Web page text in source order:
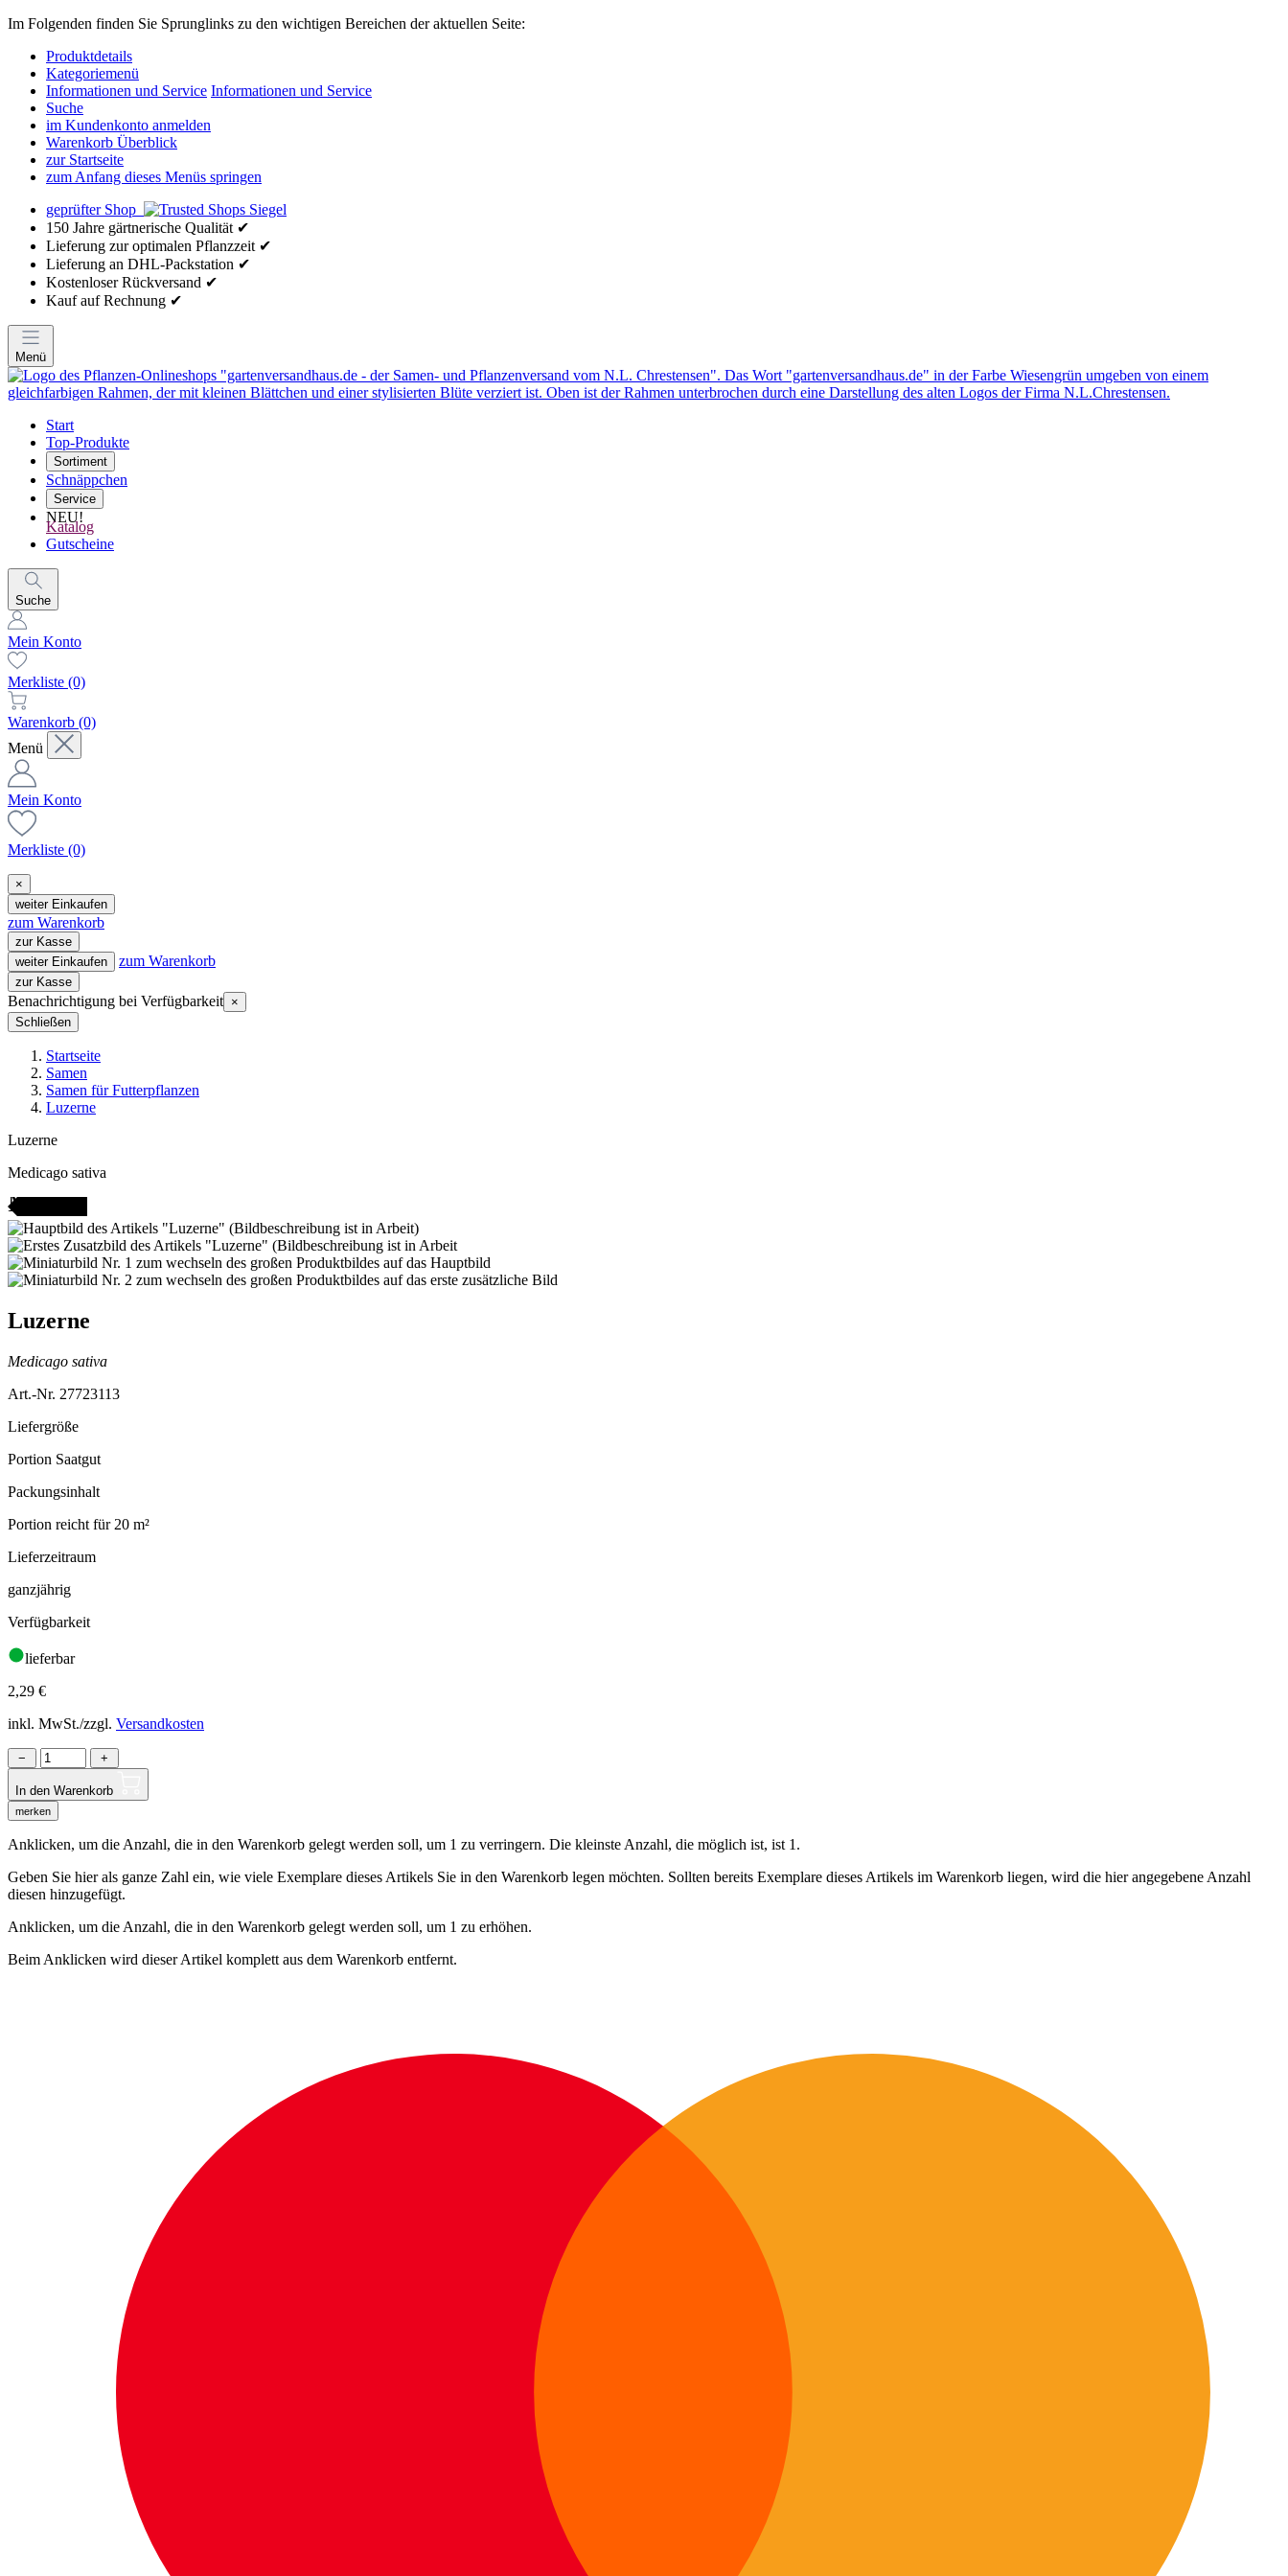
Im Folgenden finden Sie Sprunglinks zu den wichtigen Bereichen der aktuellen Seite:
Produktdetails
Kategoriemenü
Informationen und Service Informationen und Service
Suche
im Kundenkonto anmelden
Warenkorb Überblick
zur Startseite
zum Anfang dieses Menüs springen
geprüfter Shop
150 Jahre gärtnerische Qualität ✔
Lieferung zur optimalen Pflanzzeit ✔
Lieferung an DHL-Packstation ✔
Kostenloser Rückversand ✔
Kauf auf Rechnung ✔
Menü
Start
Top-Produkte
Sortiment
Schnäppchen
Service
NEU!
Katalog
Gutscheine
Suche
Mein Konto
Merkliste (0)
Warenkorb (0)
Menü
Mein Konto
Merkliste (0)
×
weiter Einkaufen
zum Warenkorb
zur Kasse
weiter Einkaufen
zum Warenkorb
zur Kasse
Benachrichtigung bei Verfügbarkeit ×
Schließen
Startseite
Samen
Samen für Futterpflanzen
Luzerne
Luzerne
Medicago sativa
Luzerne
Medicago sativa
Art.-Nr. 27723113
Liefergröße
Portion Saatgut
Packungsinhalt
Portion reicht für 20 m²
Lieferzeitraum
ganzjährig
Verfügbarkeit
lieferbar
2,29 €
inkl. MwSt./zzgl. Versandkosten
− +
In den Warenkorb
merken
Anklicken, um die Anzahl, die in den Warenkorb gelegt werden soll, um 1 zu verringern. Die kleinste Anzahl, die möglich ist, ist 1.
Geben Sie hier als ganze Zahl ein, wie viele Exemplare dieses Artikels Sie in den Warenkorb legen möchten. Sollten bereits Exemplare dieses Artikels im Warenkorb liegen, wird die hier angegebene Anzahl
diesen hinzugefügt.
Anklicken, um die Anzahl, die in den Warenkorb gelegt werden soll, um 1 zu erhöhen.
Beim Anklicken wird dieser Artikel komplett aus dem Warenkorb entfernt.